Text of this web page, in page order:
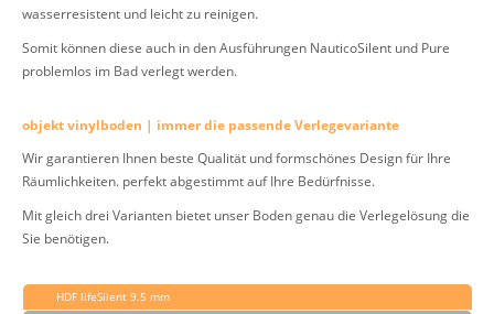
wasserresistent und leicht zu reinigen.
Somit können diese auch in den Ausführungen NauticoSilent und Pure
problemlos im Bad verlegt werden.
objekt vinylboden | immer die passende Verlegevariante
Wir garantieren Ihnen beste Qualität und formschönes Design für Ihre
Räumlichkeiten. perfekt abgestimmt auf Ihre Bedürfnisse.
Mit gleich drei Varianten bietet unser Boden genau die Verlegelösung die
Sie benötigen.
HDF lifeSilent 9.5 mm